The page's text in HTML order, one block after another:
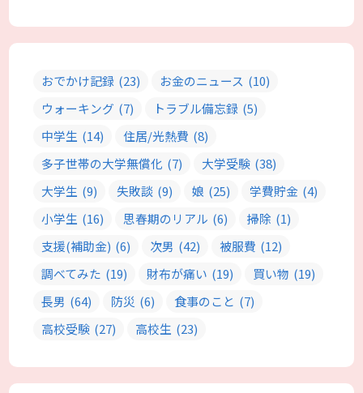
おでかけ記録 (23) お金のニュース (10)
ウォーキング (7) トラブル備忘録 (5)
中学生 (14) 住居/光熱費 (8)
多子世帯の大学無償化 (7) 大学受験 (38)
大学生 (9) 失敗談 (9) 娘 (25) 学費貯金 (4)
小学生 (16) 思春期のリアル (6) 掃除 (1)
支援(補助金) (6) 次男 (42) 被服費 (12)
調べてみた (19) 財布が痛い (19) 買い物 (19)
長男 (64) 防災 (6) 食事のこと (7)
高校受験 (27) 高校生 (23)